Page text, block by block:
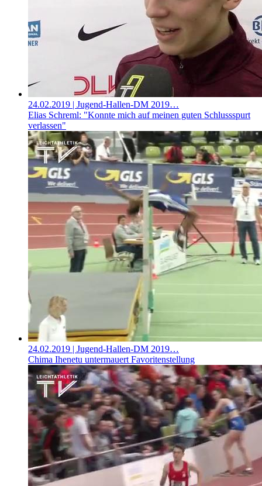
24.02.2019 | Jugend-Hallen-DM 2019…
Elias Schreml: "Konnte mich auf meinen guten Schlussspurt
verlassen"
24.02.2019 | Jugend-Hallen-DM 2019…
Chima Ihenetu untermauert Favoritenstellung